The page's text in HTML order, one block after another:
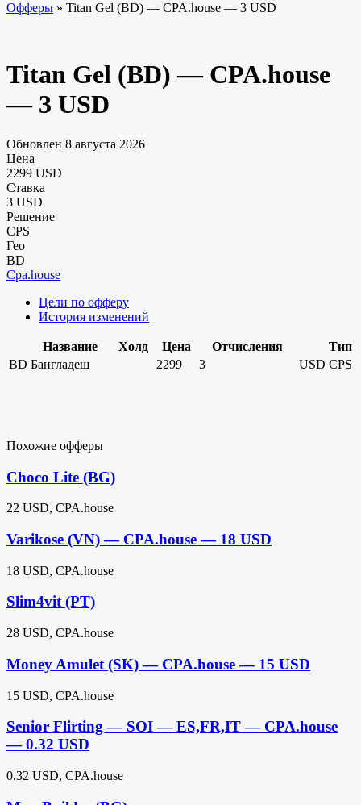
Офферы » Titan Gel (BD) — CPA.house — 3 USD
Titan Gel (BD) — CPA.house
— 3 USD
Обновлен 8 августа 2026
Цена
2299 USD
Ставка
3 USD
Решение
CPS
Гео
BD
Cpa.house
Цели по офферу
История изменений
Название Холд Цена Отчисления
Тип
BD Бангладеш 2299 3 USD CPS
Похожие офферы
Choco Lite (BG)
22 USD, CPA.house
Varikose (VN) — CPA.house — 18 USD
18 USD, CPA.house
Slim4vit (PT)
28 USD, CPA.house
Money Amulet (SK) — CPA.house — 15 USD
15 USD, CPA.house
Senior Flirting — SOI — ES,FR,IT — CPA.house
— 0.32 USD
0.32 USD, CPA.house